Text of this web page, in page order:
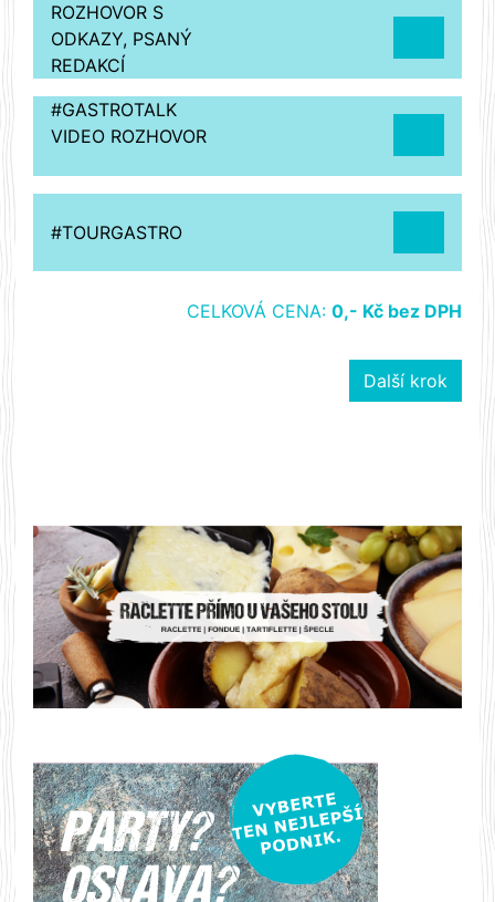
ROZHOVOR S
ODKAZY, PSANÝ
REDAKCÍ
#GASTROTALK
VIDEO ROZHOVOR
#TOURGASTRO
CELKOVÁ CENA: 0,- Kč bez DPH